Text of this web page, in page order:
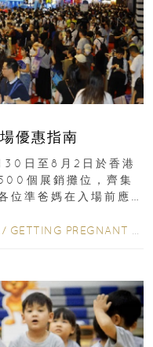
優惠指南
30日至8月2日於香港
個展銷攤位，齊集
位準爸媽在入場前應
/ GETTING PREGNANT